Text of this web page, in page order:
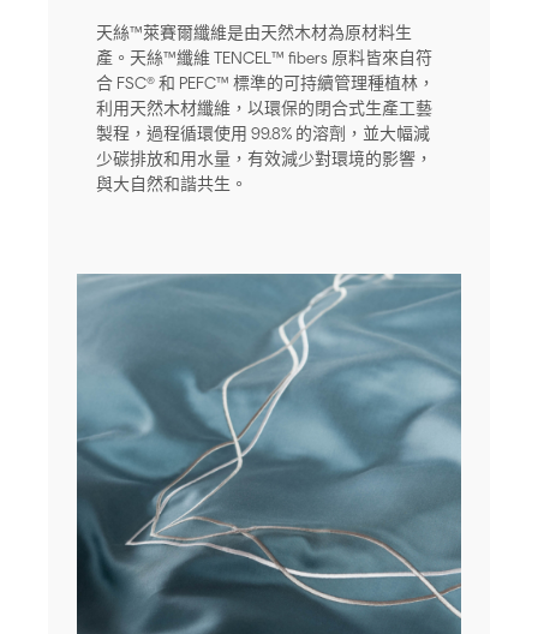
天絲™萊賽爾纖維是由天然木材為原材料生
產。天絲™纖維 TENCEL™ fibers 原料皆來自符
合 FSC® 和 PEFC™ 標準的可持續管理種植林，
利用天然木材纖維，以環保的閉合式生產工藝
製程，過程循環使用 99.8% 的溶劑，並大幅減
少碳排放和用水量，有效減少對環境的影響，
與大自然和諧共生。